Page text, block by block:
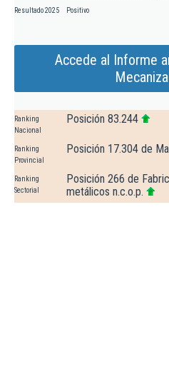
Resultado 2025 Positivo
Accede al Informe
Ranking
Nacional
Posición 83.244
Ranking
Provincial
Posición 17.304 de
Ranking
Sectorial
Posición 266 de
metálicos n.c.o.p.